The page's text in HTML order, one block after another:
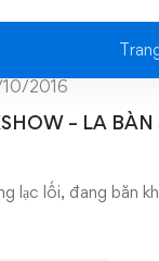
2016
– LA BÀN
lạc lối, đang băn